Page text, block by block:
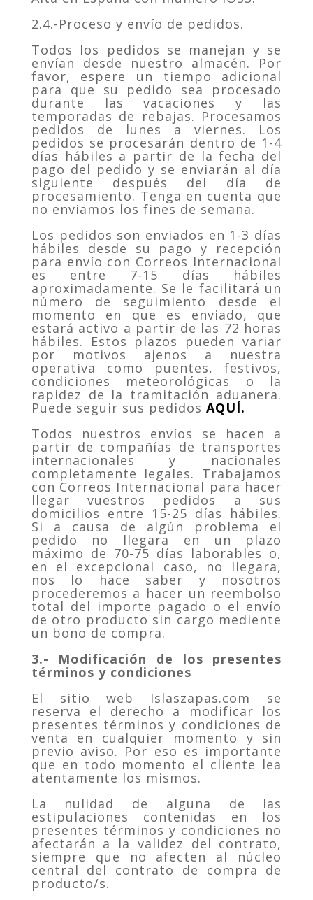
2.4.-Proceso y envío de pedidos.
Todos los pedidos se manejan y se
envían desde nuestro almacén. Por
favor, espere un tiempo adicional
para que su pedido sea procesado
durante las vacaciones y las
temporadas de rebajas. Procesamos
pedidos de lunes a viernes. Los
pedidos se procesarán dentro de 1-4
días hábiles a partir de la fecha del
pago del pedido y se enviarán al día
siguiente después del día de
procesamiento. Tenga en cuenta que
no enviamos los fines de semana.
Los pedidos son enviados en 1-3 días
hábiles desde su pago y recepción
para envío con Correos Internacional
es entre 7-15 días hábiles
aproximadamente. Se le facilitará un
número de seguimiento desde el
momento en que es enviado, que
estará activo a partir de las 72 horas
hábiles. Estos plazos pueden variar
por motivos ajenos a nuestra
operativa como puentes, festivos,
condiciones meteorológicas o la
rapidez de la tramitación aduanera.
Puede seguir sus pedidos AQUÍ.
Todos nuestros envíos se hacen a
partir de compañías de transportes
internacionales y nacionales
completamente legales. Trabajamos
con Correos Internacional para hacer
llegar vuestros pedidos a sus
domicilios entre 15-25 días hábiles.
Si a causa de algún problema el
pedido no llegara en un plazo
máximo de 70-75 días laborables o,
en el excepcional caso, no llegara,
nos lo hace saber y nosotros
procederemos a hacer un reembolso
total del importe pagado o el envío
de otro producto sin cargo mediente
un bono de compra.
3.- Modificación de los presentes
términos y condiciones
El sitio web Islaszapas.com se
reserva el derecho a modificar los
presentes términos y condiciones de
venta en cualquier momento y sin
previo aviso. Por eso es importante
que en todo momento el cliente lea
atentamente los mismos.
La nulidad de alguna de las
estipulaciones contenidas en los
presentes términos y condiciones no
afectarán a la validez del contrato,
siempre que no afecten al núcleo
central del contrato de compra de
producto/s.